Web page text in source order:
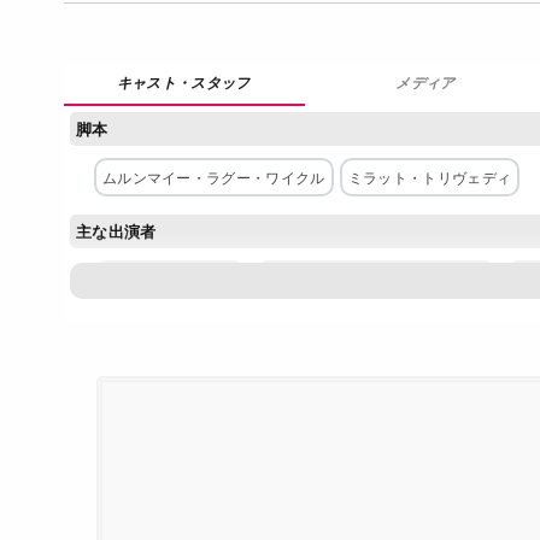
メディア
脚本
ムルンマイー・ラグー・ワイクル ミラット・トリヴェディ
主な出演者